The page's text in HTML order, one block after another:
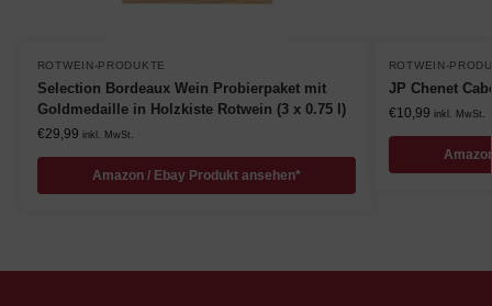
ROTWEIN-PRODUKTE
Selection Bordeaux Wein Probierpaket mit
Goldmedaille in Holzkiste Rotwein (3 x 0.75 l)
€29,99 inkl. MwSt.
Amazon / Ebay Produkt ansehen*
ROTWEIN-
JP Chenet
€10,99 inkl. MwSt.